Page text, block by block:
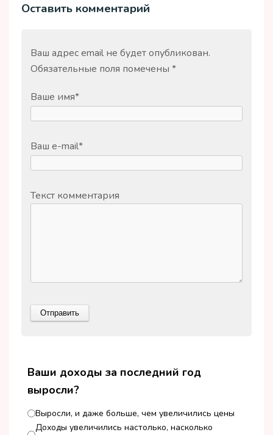
Оставить комментарий
Ваш адрес email не будет опубликован.
Обязательные поля помечены *
Ваше имя*
Ваш e-mail*
Текст комментария
Ваши доходы за последний год
выросли?
Выросли, и даже больше, чем увеличились цены
Доходы увеличились настолько, насколько